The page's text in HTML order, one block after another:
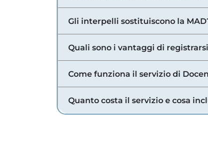
Gli interpelli sostituiscono la
Quali sono i vantaggi di
Come funziona il servizio di
Quanto costa il servizio e cosa